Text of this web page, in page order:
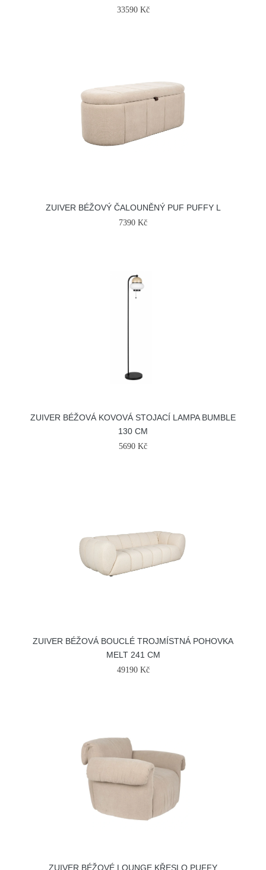
33590 Kč
ZUIVER BÉŽOVÝ ČALOUNĚNÝ PUF PUFFY L
7390 Kč
ZUIVER BÉŽOVÁ KOVOVÁ STOJACÍ LAMPA BUMBLE
130 CM
5690 Kč
ZUIVER BÉŽOVÁ BOUCLÉ TROJMÍSTNÁ POHOVKA
MELT 241 CM
49190 Kč
ZUIVER BÉŽOVÉ LOUNGE KŘESLO PUFFY